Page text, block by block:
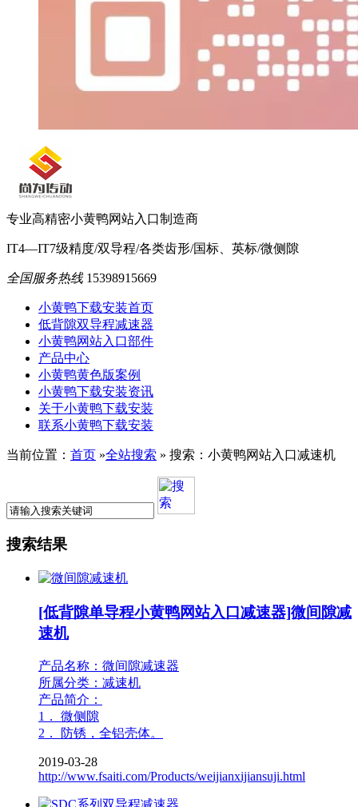
专业高精密小黄鸭网站入口制造商
IT4—IT7级精度/双导程/各类齿形/国标、英标/微侧隙
全国服务热线 15398915669
小黄鸭下载安装首页
低背隙双导程减速器
小黄鸭网站入口部件
产品中心
小黄鸭黄色版案例
小黄鸭下载安装资讯
关于小黄鸭下载安装
联系小黄鸭下载安装
当前位置： 首页 »全站搜索 » 搜索：小黄鸭网站入口减速机
搜索结果
[低背隙单导程小黄鸭网站入口减速器]微间隙减
速机
产品名称：微间隙减速器
所属分类：减速机
产品简介：
1． 微侧隙
2． 防锈，全铝壳体。
2019-03-28
http://www.fsaiti.com/Products/weijianxijiansuji.html